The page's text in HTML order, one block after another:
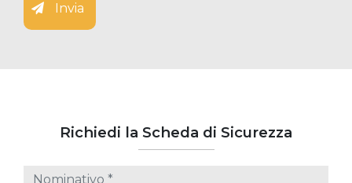
Invia
Richiedi la Scheda di Sicurezza